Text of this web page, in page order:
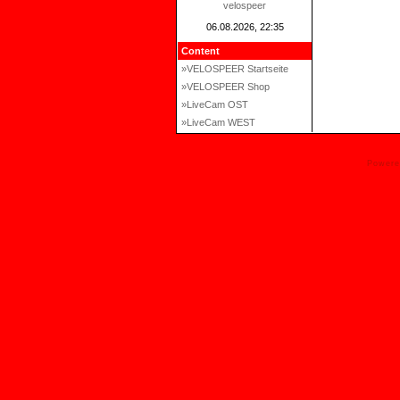
velospeer
06.08.2026, 22:35
Content
»VELOSPEER Startseite
»VELOSPEER Shop
»LiveCam OST
»LiveCam WEST